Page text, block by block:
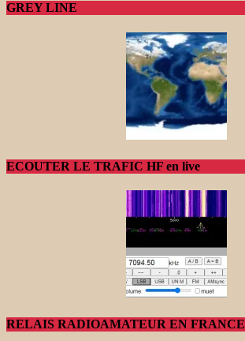
GREY LINE
ECOUTER LE TRAFIC HF en live
RELAIS RADIOAMATEUR EN FRANCE